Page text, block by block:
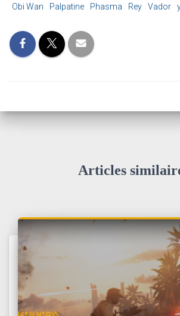
Obi Wan
Palpatine Phasma Rey Vador
Articles